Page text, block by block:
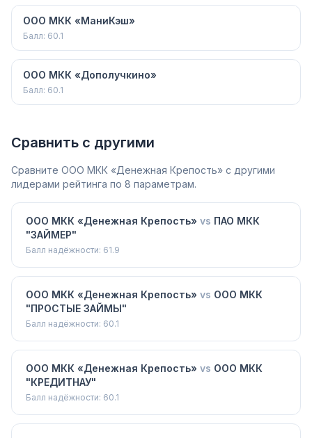
ООО МКК «МаниКэш»
Балл: 60.1
ООО МКК «Дополучкино»
Балл: 60.1
Сравнить с другими
Сравните ООО МКК «Денежная Крепость» с другими
лидерами рейтинга по 8 параметрам.
ООО МКК «Денежная Крепость» vs ПАО МКК
"ЗАЙМЕР"
Балл надёжности: 61.9
ООО МКК «Денежная Крепость» vs ООО МКК
"ПРОСТЫЕ ЗАЙМЫ"
Балл надёжности: 60.1
ООО МКК «Денежная Крепость» vs ООО МКК
"КРЕДИТНАУ"
Балл надёжности: 60.1